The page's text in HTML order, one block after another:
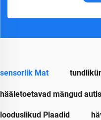
sensorlik Mat
hääletoetavad mängud
looduslikud Plaadid